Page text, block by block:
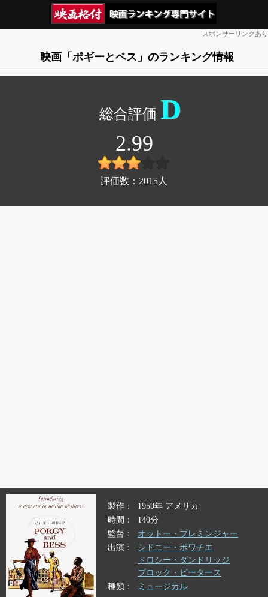
スポンサーリンクあり
映画「ポギーとベス」のランキング情報
D
2.99
評価数： 2015 人
製作
1959年 アメリカ
時間
140分
監督
オットー・プレミンジャー
出演
シドニー・ポワチエ
ドロシー・ダンドリッジ
ブロック・ピータース
種類
ミュージカル